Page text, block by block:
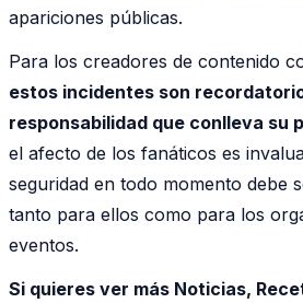
apariciones públicas.
Para los creadores de contenido
estos incidentes son
responsabilidad que conlleva su
el afecto de los fanáticos es
seguridad en todo momento debe
tanto para ellos como para los
eventos.
Si quieres ver más Noticias,